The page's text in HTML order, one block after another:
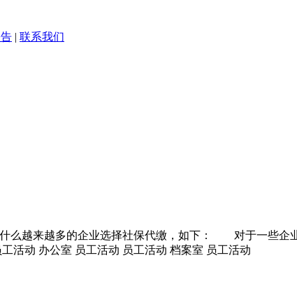
| 联系我们
么越来越多的企业选择社保代缴，如下： 对于一些企
活动 办公室 员工活动 员工活动 档案室 员工活动